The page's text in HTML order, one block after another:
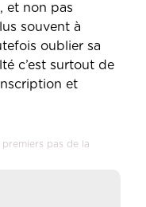
et non pas
souvent à
oublier sa
c’est surtout de
et
premiers pas de la